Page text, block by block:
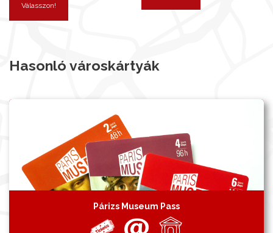
Válasszon!
Hasonló városkártyák
Párizs Museum Pass